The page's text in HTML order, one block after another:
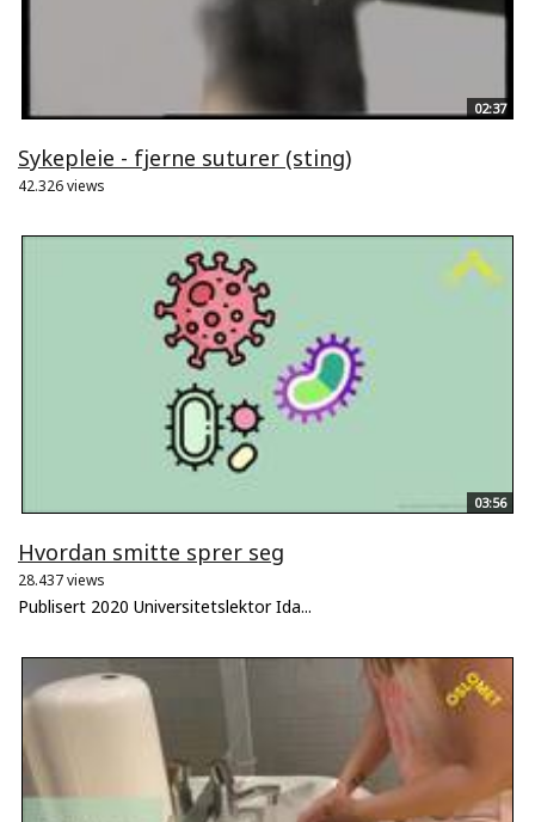
02:37
Sykepleie - fjerne suturer (sting)
42.326 views
03:56
Hvordan smitte sprer seg
28.437 views
Publisert 2020 Universitetslektor Ida...